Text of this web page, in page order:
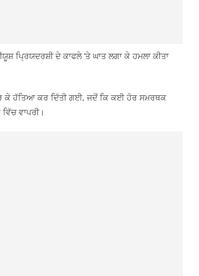
ਪ੍ਰਿਯਦਰਸ਼ੀ ਦੇ ਕਾਫਲੇ ‘ਤੇ ਘਾਤ ਲਗਾ ਕੇ ਹਮਲਾ ਕੀਤਾ
ਕੇ ਹੱਤਿਆ ਕਰ ਦਿੱਤੀ ਗਈ, ਜਦੋਂ ਕਿ ਕਈ ਹੋਰ ਸਮਰਥਕ
ਵਾਪਰੀ।